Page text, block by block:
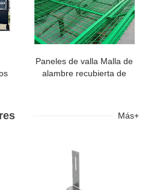
Paneles de valla Malla de
alambre recubierta de
Más+